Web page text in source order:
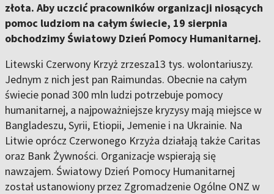
złota. Aby uczcić pracowników organizacji niosących
pomoc ludziom na całym świecie, 19 sierpnia
obchodzimy Światowy Dzień Pomocy Humanitarnej.
Litewski Czerwony Krzyż zrzesza13 tys. wolontariuszy.
Jednym z nich jest pan Raimundas. Obecnie na całym
świecie ponad 300 mln ludzi potrzebuje pomocy
humanitarnej, a najpoważniejsze kryzysy mają miejsce w
Bangladeszu, Syrii, Etiopii, Jemenie i na Ukrainie. Na
Litwie oprócz Czerwonego Krzyża działają także Caritas
oraz Bank Żywności. Organizacje wspierają się
nawzajem. Światowy Dzień Pomocy Humanitarnej
został ustanowiony przez Zgromadzenie Ogólne ONZ w